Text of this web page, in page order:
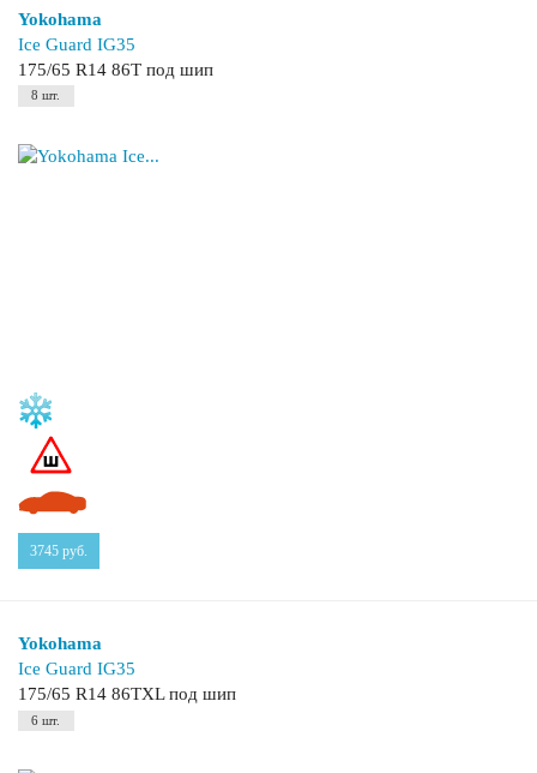
Yokohama
Ice Guard IG35
175/65 R14 86T под шип
8 шт.
3745 руб.
Yokohama
Ice Guard IG35
175/65 R14 86TXL под шип
6 шт.